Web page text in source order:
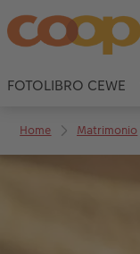
FOTOLIBRO CEWE
Home Matrimonio